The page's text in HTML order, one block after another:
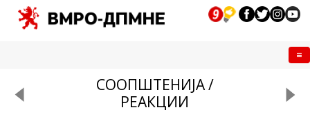
СООПШТЕНИЈА /
РЕАКЦИИ